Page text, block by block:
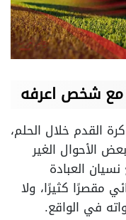
مع شخص اعرفه
القدم خلال الحلم،
الأحوال الغير
العبادة
مقصرًا كثيرًا، ولا
في الواقع.